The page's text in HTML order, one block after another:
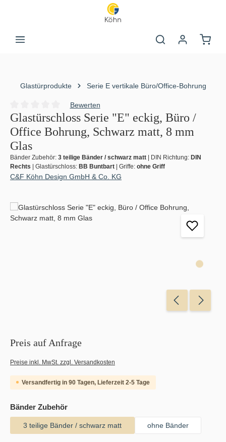
Glastürprodukte Serie E vertikale Büro/Office-Bohrung
Durchschnittliche Bewertung von 0 von 5 Sternen
Bewerten
Glastürschloss Serie "E" eckig, Büro /
Office Bohrung, Schwarz matt, 8 mm
Glas
Bänder Zubehör: 3 teilige Bänder / schwarz matt | DIN Richtung: DIN
Rechts | Glastürschloss: BB Buntbart | Griffe: ohne Griff
C&F Köhn Design GmbH & Co. KG
Bildergalerie überspringen
Preis auf Anfrage
Preise inkl. MwSt. zzgl. Versandkosten
Versandfertig in 90 Tagen, Lieferzeit 2-5 Tage
Bänder Zubehörauswählen
3 teilige Bänder / schwarz matt ohne Bänder